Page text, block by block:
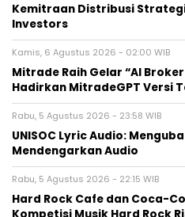
Kemitraan Distribusi
Investors
Kamis, 6 Agustus 2026 - 02:00 WIB
Mitrade Raih Gelar “AI
Hadirkan MitradeGPT Versi
Rabu, 5 Agustus 2026 - 23:58 WIB
UNISOC Lyric Audio:
Mendengarkan Audio
Rabu, 5 Agustus 2026 - 22:15 WIB
Hard Rock Cafe dan Coca-